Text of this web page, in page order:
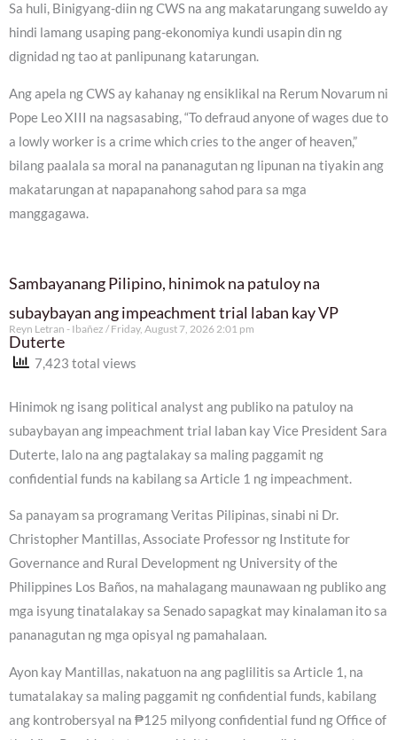
Sa huli, Binigyang-diin ng CWS na ang makatarungang suweldo ay
hindi lamang usaping pang-ekonomiya kundi usapin din ng
dignidad ng tao at panlipunang katarungan.
Ang apela ng CWS ay kahanay ng ensiklikal na Rerum Novarum ni
Pope Leo XIII na nagsasabing, “To defraud anyone of wages due to
a lowly worker is a crime which cries to the anger of heaven,”
bilang paalala sa moral na pananagutan ng lipunan na tiyakin ang
makatarungan at napapanahong sahod para sa mga
manggagawa.
Sambayanang Pilipino, hinimok na patuloy na
subaybayan ang impeachment trial laban kay VP
Duterte
Reyn Letran - Ibañez Friday, August 7, 2026 2:01 pm
7,423 total views
Hinimok ng isang political analyst ang publiko na patuloy na
subaybayan ang impeachment trial laban kay Vice President Sara
Duterte, lalo na ang pagtalakay sa maling paggamit ng
confidential funds na kabilang sa Article 1 ng impeachment.
Sa panayam sa programang Veritas Pilipinas, sinabi ni Dr.
Christopher Mantillas, Associate Professor ng Institute for
Governance and Rural Development ng University of the
Philippines Los Baños, na mahalagang maunawaan ng publiko ang
mga isyung tinatalakay sa Senado sapagkat may kinalaman ito sa
pananagutan ng mga opisyal ng pamahalaan.
Ayon kay Mantillas, nakatuon na ang paglilitis sa Article 1, na
tumatalakay sa maling paggamit ng confidential funds, kabilang
ang kontrobersyal na ₱125 milyong confidential fund ng Office of